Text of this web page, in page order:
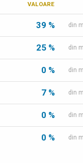
VALOARE
39 % din
25 % din
0 % din
7 % din
0 % din
0 % din